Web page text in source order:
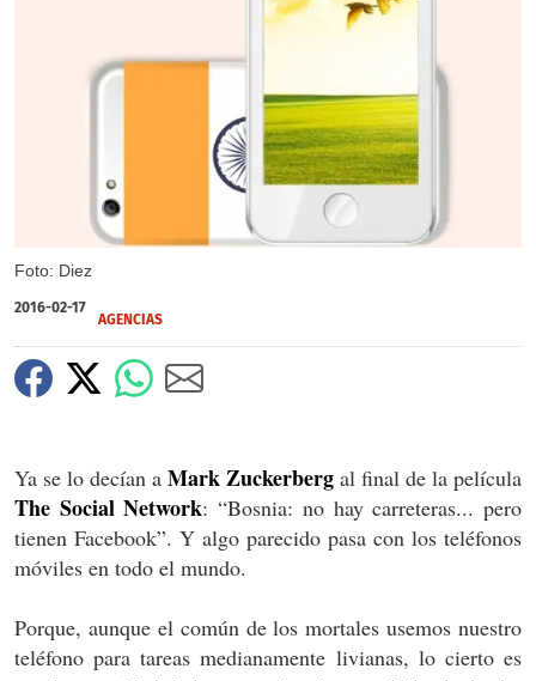
Foto: Diez
2016-02-17
AGENCIAS
Ya se lo decían a Mark Zuckerberg al final de la película
The Social Network: “Bosnia: no hay carreteras... pero
tienen Facebook”. Y algo parecido pasa con los teléfonos
móviles en todo el mundo.
Porque, aunque el común de los mortales usemos nuestro
teléfono para tareas medianamente livianas, lo cierto es